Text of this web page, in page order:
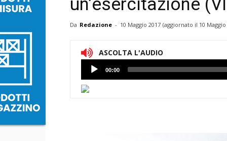
un’esercitazione
Da Redazione - 10 Maggio 2017 (aggiornato il 10
ASCOLTA L'AUDIO
Lettore
Audio
00:00